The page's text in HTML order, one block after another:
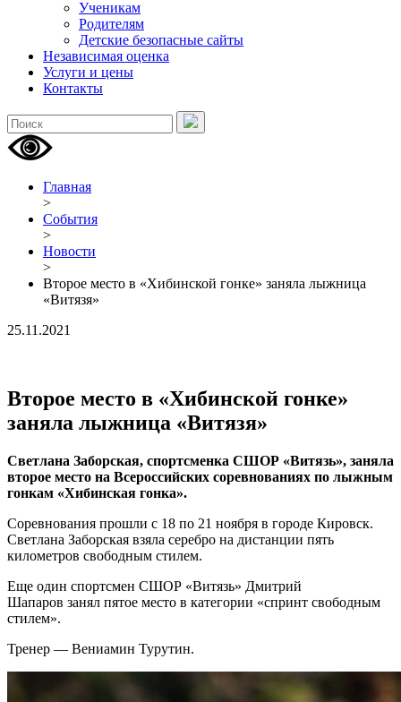
Ученикам
Родителям
Детские безопасные сайты
Независимая оценка
Услуги и цены
Контакты
Главная
>
События
>
Новости
>
Второе место в «Хибинской гонке» заняла лыжница
«Витязя»
25.11.2021
Второе место в «Хибинской гонке»
заняла лыжница «Витязя»
Светлана Заборская, спортсменка СШОР «Витязь», заняла
второе место на Всероссийских соревнованиях по лыжным
гонкам «Хибинская гонка».
Соревнования прошли с 18 по 21 ноября в городе Кировск.
Светлана Заборская взяла серебро на дистанции пять
километров свободным стилем.
Еще один спортсмен СШОР «Витязь» Дмитрий
Шапаров занял пятое место в категории «спринт свободным
стилем».
Тренер — Вениамин Турутин.